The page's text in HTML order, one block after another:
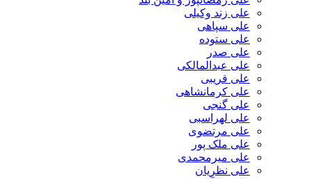
علی زند وکیلی
علی سپاهی
علی ستوده
علی صدر
علی عبدالمالکی
علی قریبی
علی کرمانشاهی
علی گنجی
علی لهراسبی
علی مرتضوی
علی ملک پور
علی میرمحمدی
علی نظریان